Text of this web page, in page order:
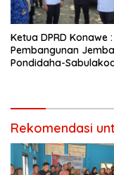
Ketua DPRD Konawe :
Pembangunan
Pondidaha-
Rekomendasi